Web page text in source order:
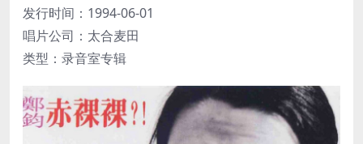
发行时间：1994-06-01
唱片公司：太合麦田
类型：录音室专辑